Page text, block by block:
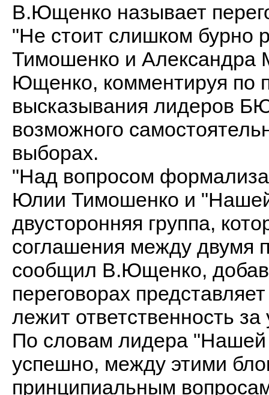
В.Ющенко называет
"Не стоит слишком бурно
Тимошенко и Александра
Ющенко, комментируя по
высказывания лидеров
возможного
выборах.
"Над вопросом
Юлии Тимошенко и
двусторонняя группа,
соглашения между двумя
сообщил В.Ющенко,
переговорах
лежит ответственность
По словам лидера "Нашей
успешно, между этими
принципиальным